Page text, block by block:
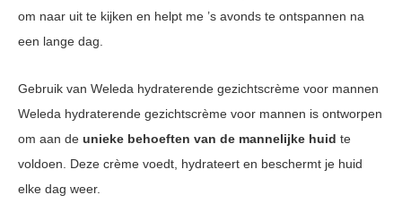
om naar uit te kijken en helpt me ’s avonds te ontspannen na
een lange dag.
Gebruik van Weleda hydraterende gezichtscrème voor mannen
Weleda hydraterende gezichtscrème voor mannen is ontworpen
om aan de unieke behoeften van de mannelijke huid te
voldoen. Deze crème voedt, hydrateert en beschermt je huid
elke dag weer.